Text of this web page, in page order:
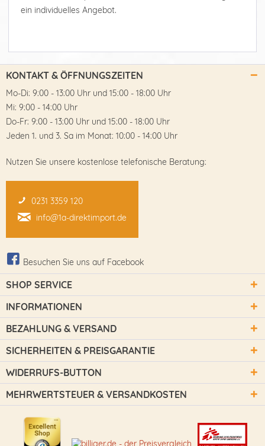
ein individuelles Angebot.
KONTAKT & ÖFFNUNGSZEITEN
Mo-Di: 9:00 - 13:00 Uhr und 15:00 - 18:00 Uhr
Mi: 9:00 - 14:00 Uhr
Do-Fr: 9:00 - 13:00 Uhr und 15:00 - 18:00 Uhr
Jeden 1. und 3. Sa im Monat: 10:00 - 14:00 Uhr
Nutzen Sie unsere kostenlose telefonische Beratung:
0231 3359 120
info@1a-direktimport.de
Besuchen Sie uns auf Facebook
SHOP SERVICE
INFORMATIONEN
BEZAHLUNG & VERSAND
SICHERHEITEN & PREISGARANTIE
WIDERRUFS-BUTTON
MEHRWERTSTEUER & VERSANDKOSTEN